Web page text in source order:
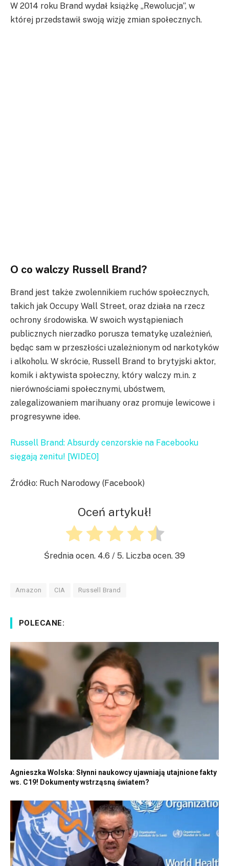
W 2014 roku Brand wydał książkę „Rewolucja”, w
której przedstawił swoją wizję zmian społecznych.
O co walczy Russell Brand?
Brand jest także zwolennikiem ruchów społecznych,
takich jak Occupy Wall Street, oraz działa na rzecz
ochrony środowiska. W swoich wystąpieniach
publicznych nierzadko porusza tematykę uzależnień,
będąc sam w przeszłości uzależnionym od narkotyków
i alkoholu. W skrócie, Russell Brand to brytyjski aktor,
komik i aktywista społeczny, który walczy m.in. z
nierównościami społecznymi, ubóstwem,
zalegalizowaniem marihuany oraz promuje lewicowe i
progresywne idee.
Russell Brand: Absurdy cenzorskie na Facebooku
sięgają zenitu! [WIDEO]
Źródło: Ruch Narodowy (Facebook)
Oceń artykuł!
Średnia ocen. 4.6 / 5. Liczba ocen. 39
Amazon CIA Russell Brand
POLECANE:
Agnieszka Wolska: Słynni naukowcy ujawniają utajnione fakty
ws. C19! Dokumenty wstrząsną światem?